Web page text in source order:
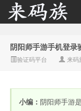
来码族 - 分享在线
阴阳师手游手机登录
验证码平台 来码
小编： 阴阳师手游